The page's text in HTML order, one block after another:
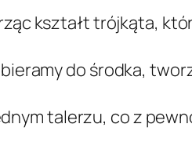
kształt trójkąta,
do środka,
talerzu, co z